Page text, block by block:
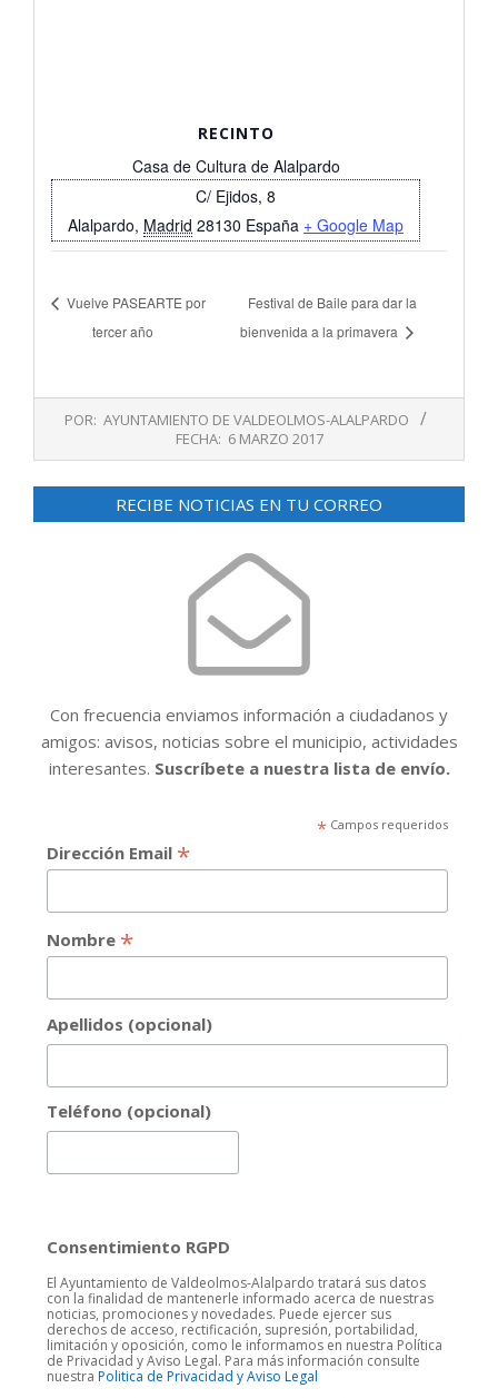
RECINTO
Casa de Cultura de Alalpardo
C/ Ejidos, 8
Alalpardo, Madrid 28130 España + Google Map
Vuelve PASEARTE por
tercer año
Festival de Baile para dar la
bienvenida a la primavera
06
POR: AYUNTAMIENTO DE VALDEOLMOS-ALALPARDO
FECHA: 6 MARZO 2017
RECIBE NOTICIAS EN TU CORREO
Con frecuencia enviamos información a ciudadanos y
amigos: avisos, noticias sobre el municipio, actividades
interesantes. Suscríbete a nuestra lista de envío.
*Campos requeridos
Dirección Email *
Nombre *
Apellidos (opcional)
Teléfono (opcional)
Consentimiento RGPD
El Ayuntamiento de Valdeolmos-Alalpardo tratará sus datos
con la finalidad de mantenerle informado acerca de nuestras
noticias, promociones y novedades. Puede ejercer sus
derechos de acceso, rectificación, supresión, portabilidad,
limitación y oposición, como le informamos en nuestra Política
de Privacidad y Aviso Legal. Para más información consulte
nuestra Politica de Privacidad y Aviso Legal